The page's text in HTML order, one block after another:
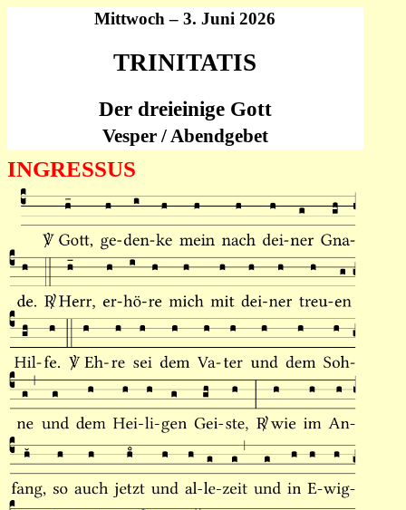
Mittwoch – 3. Juni 2026
TRINITATIS
Der dreieinige Gott
Vesper / Abendgebet
INGRESSUS